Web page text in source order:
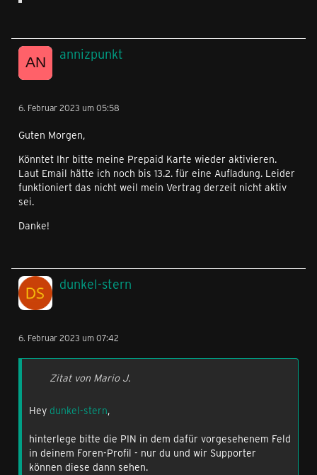
annizpunkt
6. Februar 2023 um 05:58
Guten Morgen,
Könntet Ihr bitte meine Prepaid Karte wieder aktivieren.
Laut Email hätte ich noch bis 13.2. für eine Aufladung. Leider
funktioniert das nicht weil mein Vertrag derzeit nicht aktiv
sei.
Danke!
dunkel-stern
6. Februar 2023 um 07:42
Zitat von Mario J.
Hey dunkel-stern,
hinterlege bitte die PIN in dem dafür vorgesehenem Feld
in deinem Foren-Profil - nur du und wir Supporter
können diese dann sehen.